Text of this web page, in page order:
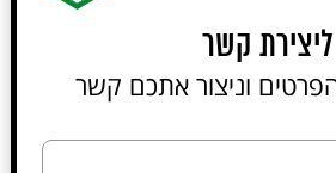
ליצירת קשר
וניצור אתכם קשר